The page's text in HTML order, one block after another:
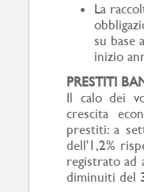
La
su base
inizio
PRESTITI
Il calo dei
crescita
prestiti: a
dell'1,2%
registrato ad
diminuiti del